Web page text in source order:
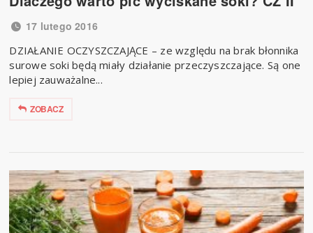
17 lutego 2016
DZIAŁANIE OCZYSZCZAJĄCE – ze względu na brak błonnika
surowe soki będą miały działanie przeczyszczające. Są one
lepiej zauważalne...
ZOBACZ